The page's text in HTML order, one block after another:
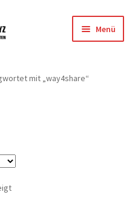
Menü
mit „way4share“
Nach